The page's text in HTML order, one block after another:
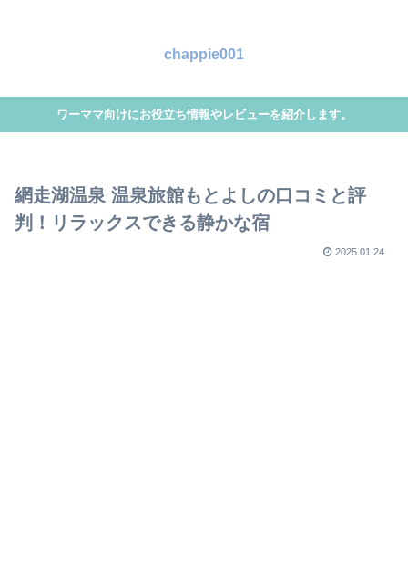
chappie001
ワーママ向けにお役立ち情報やレビューを紹介します。
網走湖温泉 温泉旅館もとよしの口コミと評
判！リラックスできる静かな宿
2025.01.24